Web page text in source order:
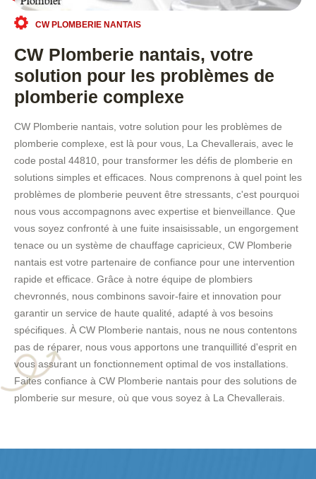
CW PLOMBERIE NANTAIS
CW Plomberie nantais, votre
solution pour les problèmes de
plomberie complexe
CW Plomberie nantais, votre solution pour les problèmes de
plomberie complexe, est là pour vous, La Chevallerais, avec le
code postal 44810, pour transformer les défis de plomberie en
solutions simples et efficaces. Nous comprenons à quel point les
problèmes de plomberie peuvent être stressants, c'est pourquoi
nous vous accompagnons avec expertise et bienveillance. Que
vous soyez confronté à une fuite insaisissable, un engorgement
tenace ou un système de chauffage capricieux, CW Plomberie
nantais est votre partenaire de confiance pour une intervention
rapide et efficace. Grâce à notre équipe de plombiers
chevronnés, nous combinons savoir-faire et innovation pour
garantir un service de haute qualité, adapté à vos besoins
spécifiques. À CW Plomberie nantais, nous ne nous contentons
pas de réparer, nous vous apportons une tranquillité d'esprit en
vous assurant un fonctionnement optimal de vos installations.
Faites confiance à CW Plomberie nantais pour des solutions de
plomberie sur mesure, où que vous soyez à La Chevallerais.